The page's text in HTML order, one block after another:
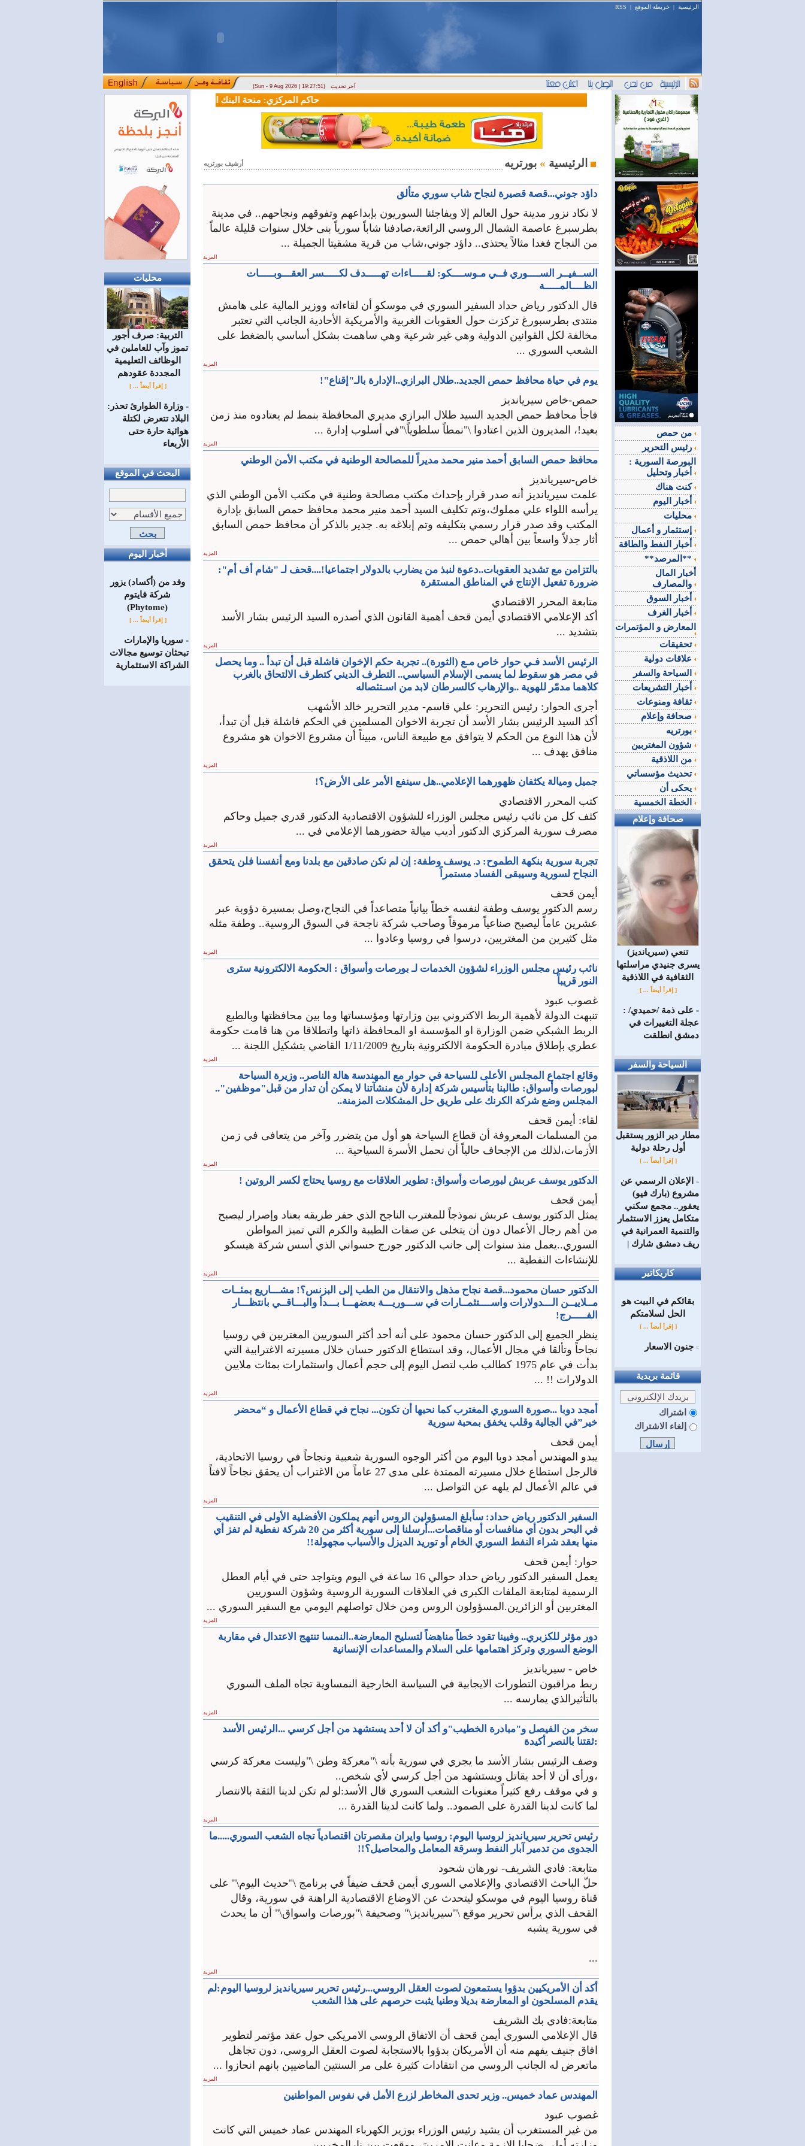
الرئيسية | خريطة الموقع |
RSS
(Sun - 9 Aug 2026 | 19:27:51) آخر تحديث
محليات
التربية: صرف أجور
تموز وآب للعاملين في
الوظائف ‏التعليمية
المجددة عقودهم ‏
[ إقرأ أيضاً ... ]
= وزارة الطوارئ تحذر:
البلاد تتعرض لكتلة
هوائية حارة حتى
الأربعاء
البحث في الموقع
أخبار اليوم
وفد من (أكساد) يزور
شركة فايتوم
(Phytome)
[ إقرأ أيضاً ... ]
= سوريا والإمارات
تبحثان توسيع مجالات
الشراكة الاستثمارية
حاكم المركزي: منحة البنك الدولي لسورية خطوة أساسية نحو بناء قطاع مالي حديث
أرشيف بورتريه الرئيسية »
داؤد جوني...قصة قصيرة لنجاح شاب سوري متألق
لا نكاد نزور مدينة حول العالم إلا ويفاجئنا السوريون بإبداعهم وتفوقهم ونجاحهم.. في مدينة
بطرسبرغ عاصمة الشمال الروسي الرائعة،صادفنا شاباً سورياً بنى خلال سنوات قليلة عالماً
من النجاح فغدا مثالاً يحتذى.. داؤد جوني،شاب من قرية مشقيتا الجميلة ...
المزيد
الســفيــر الســــوري فــي مـوســــكو: لقـــــاءات تهـــــدف لكـــــسر العقـــوبـــــات
الظــــالمـــــة
قال الدكتور رياض حداد السفير السوري في موسكو أن لقاءاته ووزير المالية على هامش
منتدى بطرسبورغ تركزت حول العقوبات الغربية والأمريكية الأحادية الجانب التي تعتبر
مخالفة لكل القوانين الدولية وهي غير شرعية وهي ساهمت بشكل أساسي بالضغط على
الشعب السوري ...
المزيد
يوم في حياة محافظ حمص الجديد..طلال البرازي..الإدارة بالـ"إقناع"!
حمص-خاص سيريانديز
فاجأ محافظ حمص الجديد السيد طلال البرازي مديري المحافظة بنمط لم يعتادوه منذ زمن
بعيد!، المديرون الذين اعتادوا \"نمطاً سلطوياً\"في أسلوب إدارة ...
المزيد
محافظ حمص السابق أحمد منير محمد مديراً للمصالحة الوطنية في مكتب الأمن الوطني
خاص-سيريانديز
علمت سيريانديز أنه صدر قرار بإحداث مكتب مصالحة وطنية في مكتب الأمن الوطني الذي
يرأسه اللواء علي مملوك،وتم تكليف السيد أحمد منير محمد محافظ حمص السابق بإدارة
المكتب وقد صدر قرار رسمي بتكليفه وتم إبلاغه به. جدير بالذكر أن محافظ حمص السابق
أثار جدلاً واسعاً بين أهالي حمص ...
المزيد
بالتزامن مع تشديد العقوبات..دعوة لنبذ من يضارب بالدولار اجتماعيا!....قحف لـ "شام أف أم":
ضرورة تفعيل الإنتاج في المناطق المستقرة
متابعة المحرر الاقتصادي
أكد الإعلامي الاقتصادي أيمن قحف أهمية القانون الذي أصدره السيد الرئيس بشار الأسد
بتشديد ...
المزيد
الرئيس الأسد فـي حوار خاص مـع (الثورة).. تجربة حكم الإخوان فاشلة قبل أن تبدأ .. وما يحصل
في مصر هو سقوط لما يسمى الإسلام السياسي.. التطرف الديني كتطرف الالتحاق بالغرب
كلاهما مدمّر للهوية ..والإرهاب كالسرطان لابد من اسـتئصاله
أجرى الحوار: رئيس التحرير: علي قاسم- مدير التحرير خالد الأشهب
أكد السيد الرئيس بشار الأسد أن تجربة الاخوان المسلمين في الحكم فاشلة قبل أن تبدأ،
لأن هذا النوع من الحكم لا يتوافق مع طبيعة الناس، مبيناً أن مشروع الاخوان هو مشروع
منافق يهدف ...
المزيد
جميل وميالة يكثفان ظهورهما الإعلامي..هل سينفع الأمر على الأرض؟!
كتب المحرر الاقتصادي
كثف كل من نائب رئيس مجلس الوزراء للشؤون الاقتصادية الدكتور قدري جميل وحاكم
مصرف سورية المركزي الدكتور أديب ميالة حضورهما الإعلامي في ...
المزيد
تجربة سورية بنكهة الطموح: د. يوسف وطفة: إن لم نكن صادقين مع بلدنا ومع أنفسنا فلن يتحقق
النجاح لسورية وسيبقى الفساد مستمراً
أيمن قحف
رسم الدكتور يوسف وطفة لنفسه خطاً بيانياً متصاعداً في النجاح،وصل بمسيرة دؤوبة عبر
عشرين عاماً ليصبح صناعياً مرموقاً وصاحب شركة ناجحة في السوق الروسية.. وطفة مثله
مثل كثيرين من المغتربين، درسوا في روسيا وعادوا ...
المزيد
نائب رئيس مجلس الوزراء لشؤون الخدمات لـ بورصات وأسواق : الحكومة الالكترونية سترى
النور قريباً
غصوب عبود
تنبهت الدولة لأهمية الربط الاكتروني بين وزارتها ومؤسساتها وما بين محافظتها وبالطبع
الربط الشبكي ضمن الوزارة او المؤسسة او المحافظة ذاتها واتطلاقا من هنا قامت حكومة
عطري بإطلاق مبادرة الحكومة الالكترونية بتاريخ 1/11/2009 القاضي بتشكيل اللجنة ...
المزيد
وقائع اجتماع المجلس الأعلى للسياحة في حوار مع المهندسة هالة الناصر.. وزيرة السياحة
لبورصات وأسواق: طالبنا بتأسيس شركة إدارة لأن منشآتنا لا يمكن أن تدار من قبل"موظفين"..
المجلس وضع شركة الكرنك على طريق حل المشكلات المزمنة..
لقاء: أيمن قحف
من المسلمات المعروفة أن قطاع السياحة هو أول من يتضرر وآخر من يتعافى في زمن
الأزمات،لذلك من الإجحاف حالياً أن نحمل الأسرة السياحية ...
المزيد
الدكتور يوسف عربش لبورصات وأسواق: تطوير العلاقات مع روسيا يحتاج لكسر الروتين !
أيمن قحف
يمثل الدكتور يوسف عربش نموذجاً للمغترب الناجح الذي حفر طريقه بعناد وإصرار ليصبح
من أهم رجال الأعمال دون أن يتخلى عن صفات الطيبة والكرم التي تميز المواطن
السوري..يعمل منذ سنوات إلى جانب الدكتور جورج حسواني الذي أسس شركة هيسكو
للإنشاءات النفطية ...
المزيد
الدكتور حسان محمود...قصة نجاح مذهل والانتقال من الطب إلى البزنس؟! مشـــاريع بمئــات
مــلاييــن الـــدولارات واســــتثمــارات في ســـوريـــة بعضهـــا بـــدأ والبـــاقــي بانتظـــار
الفـــــرج!
ينظر الجميع إلى الدكتور حسان محمود على أنه أحد أكثر السوريين المغتربين في روسيا
نجاحاً وتألقا في مجال الأعمال، وقد استطاع الدكتور حسان خلال مسيرته الاغترابية التي
بدأت في عام 1975 كطالب طب لتصل اليوم إلى حجم أعمال واستثمارات بمئات ملايين
الدولارات !! ...
المزيد
أمجد دوبا ...صورة السوري المغترب كما نحبها أن تكون... نجاح في قطاع الأعمال و “محضر
خير”في الجالية وقلب يخفق بمحبة سورية
أيمن قحف
يبدو المهندس أمجد دوبا اليوم من أكثر الوجوه السورية شعبية ونجاحاً في روسيا الاتحادية،
فالرجل استطاع خلال مسيرته الممتدة على مدى 27 عاماً من الاغتراب أن يحقق نجاحاً لافتاً
في عالم الأعمال لم يلهه عن التواصل ...
المزيد
السفير الدكتور رياض حداد: سأبلغ المسؤولين الروس أنهم يملكون الأفضلية الأولى في التنقيب
في البحر بدون أي منافسات أو مناقصات...أرسلنا إلى سورية أكثر من 20 شركة نفطية لم تفز أي
منها بعقد شراء النفط السوري الخام أو توريد الديزل والأسباب مجهولة!!
حوار: أيمن قحف
يعمل السفير الدكتور رياض حداد حوالي 16 ساعة في اليوم ويتواجد حتى في أيام العطل
الرسمية لمتابعة الملفات الكبرى في العلاقات السورية الروسية وشؤون السوريين
المغتربين أو الزائرين.المسؤولون الروس ومن خلال تواصلهم اليومي مع السفير السوري ...
المزيد
دور مؤثر للكزبري.. وفيينا تقود خطاً مناهضاً لتسليح المعارضة..النمسا تنتهج الاعتدال في مقاربة
الوضع السوري وتركز اهتمامها على السلام والمساعدات الإنسانية
خاص - سيريانديز
ربط مراقبون التطورات الايجابية في السياسة الخارجية النمساوية تجاه الملف السوري
بالتأثيرالذي يمارسه ...
المزيد
سخر من الفيصل و"مبادرة الخطيب"و أكد أن لا أحد يستشهد من أجل كرسي ...الرئيس الأسد
:ثقتنا بالنصر أكيدة
وصف الرئيس بشار الأسد ما يجري في سورية بأنه \"معركة وطن \"وليست معركة كرسي
،ورأى أن لا أحد يقاتل ويستشهد من أجل كرسي لأي شخص..
و في موقف رفع كثيراً معنويات الشعب السوري قال الأسد:لو لم تكن لدينا الثقة بالانتصار
لما كانت لدينا القدرة على الصمود.. ولما كانت لدينا القدرة ...
المزيد
رئيس تحرير سيريانديز لروسيا اليوم: روسيا وايران مقصرتان اقتصادياً تجاه الشعب السوري.....ما
الجدوى من تدمير آبار النفط وسرقة المعامل والمحاصيل؟!!
متابعة: فادي الشريف- نورهان شحود
حلّ الباحث الاقتصادي والإعلامي السوري أيمن قحف ضيفاً في برنامج \"حديث اليوم\" على
قناة روسيا اليوم في موسكو ليتحدث عن الاوضاع الاقتصادية الراهنة في سورية، وقال
القحف الذي يرأس تحرير موقع \"سيريانديز\" وصحيفة \"بورصات واسواق\" أن ما يحدث
في سورية يشبه
...
المزيد
أكد أن الأمريكيين بدؤوا يستمعون لصوت العقل الروسي...رئيس تحرير سيريانديز لروسيا اليوم:لم
يقدم المسلحون او المعارضة بديلا وطنيا يثبت حرصهم على هذا الشعب
متابعة:فادي بك الشريف
قال الإعلامي السوري أيمن قحف أن الاتفاق الروسي الامريكي حول عقد مؤتمر لتطوير
افاق جنيف يفهم منه أن الأمريكان بدؤوا بالاستجابة لصوت العقل الروسي، دون تجاهل
ماتعرض له الجانب الروسي من انتقادات كثيرة على مر السنتين الماضيين بانهم انحازوا ...
المزيد
المهندس عماد خميس.. وزير تحدى المخاطر لزرع الأمل في نفوس المواطنين
غصوب عبود
من غير المستغرب أن يشيد رئيس الوزراء بوزير الكهرباء المهندس عماد خميس التي كانت
البورصة السورية :
كنت هناك
**المرصد**
أخبار المال
المعارض و المؤتمرات
تحقيقات
ثقافة ومنوعات
تحديث مؤسساتي
صحافة وإعلام
(سيريانديز) تنعي
يسرى جنيدي مراسلتها
الثقافية في اللاذقية
[ إقرأ أيضاً ... ]
= على ذمة /حميدي/ :
عجلة التغييرات في
دمشق انطلقت
السياحة والسفر
مطار دير الزور يستقبل
أول رحلة دولية
[ إقرأ أيضاً ... ]
=
الإعلان الرسمي عن
مشروع (بارك فيو)
يعفور.. مجمع سكني
متكامل يعزز الاستثمار
والتنمية العمرانية في
ريف دمشق شارك |
كاريكاتير
بقائكم في البيت هو
الحل لسلامتكم
[ إقرأ أيضاً ... ]
= جنون الاسعار
قائمة بريدية
اشتراك
إلغاء الاشتراك